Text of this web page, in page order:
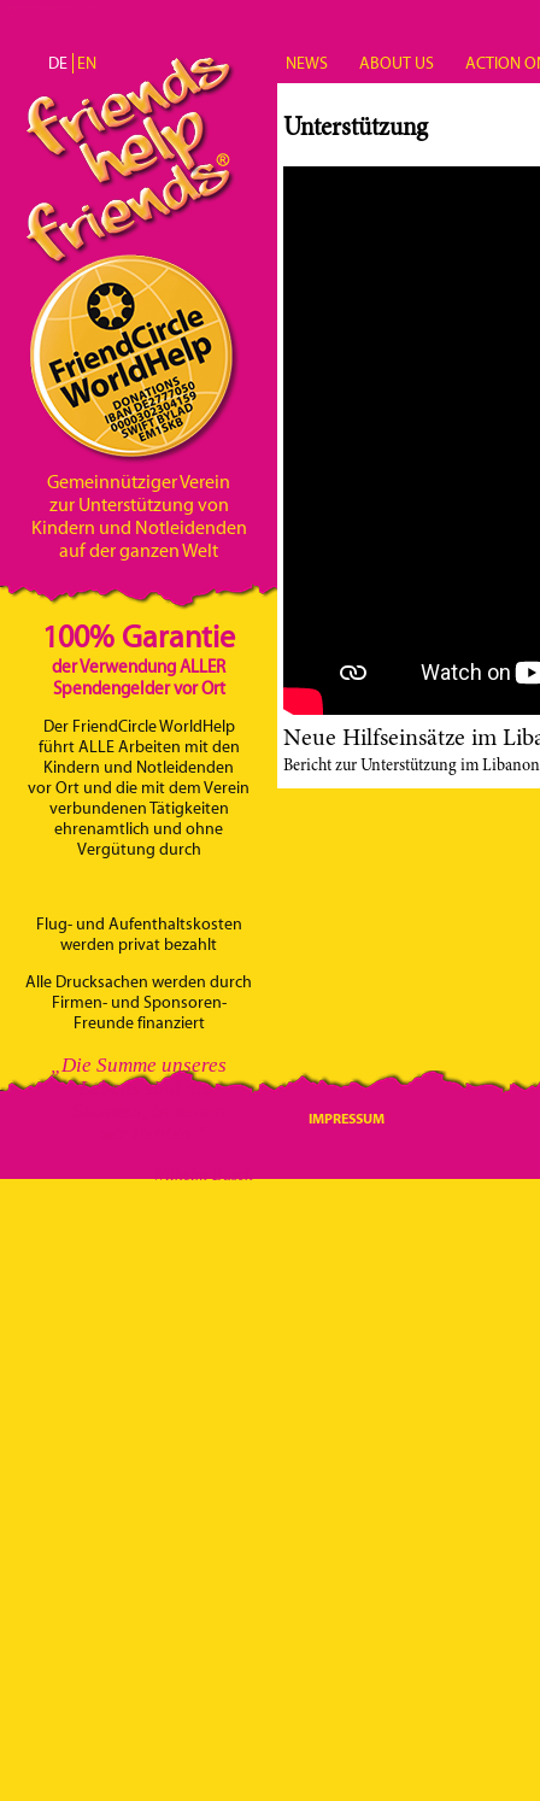
Gemeinnütziger Verein
zur Unterstützung von
Kindern und Notleidenden
auf der ganzen Welt
100% Garantie
der Verwendung ALLER
Spendengelder vor Ort
Der FriendCircle WorldHelp
führt ALLE Arbeiten mit den
Kindern und Notleidenden
vor Ort und die mit dem Verein
verbundenen Tätigkeiten
ehrenamtlich und ohne
Vergütung durch
Flug- und Aufenthaltskosten
werden privat bezahlt
Alle Drucksachen werden durch
Firmen- und Sponsoren-
Freunde finanziert
„Die Summe unseres
Lebens sind die
Wilhelm Busch
DE EN NEWS ABOUT US ACTION
Unterstützung
Neue Hilfseinsätze im
Bericht zur Unterstützung im Libanon
IMPRESSUM